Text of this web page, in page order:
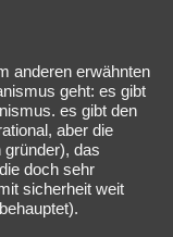
anderen erwähnten
geht: es gibt
es gibt den
aber die
gründer), das
doch sehr
sicherheit weit